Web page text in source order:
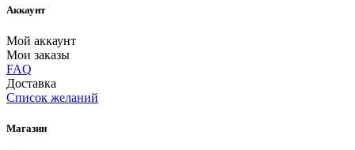
Аккаунт
Мой аккаунт
Мои заказы
FAQ
Доставка
Список желаний
Магазин